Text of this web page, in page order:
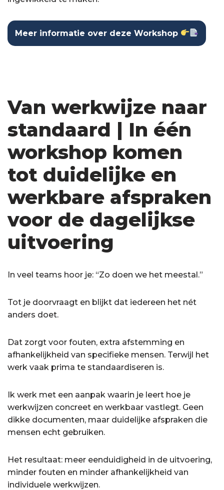
Meer informatie over deze Workshop
Van werkwijze naar
standaard | In één
workshop komen
tot duidelijke en
werkbare afspraken
voor de dagelijkse
uitvoering
In veel teams hoor je: “Zo doen we het meestal.”
Tot je doorvraagt en blijkt dat iedereen het nét
anders doet.
Dat zorgt voor fouten, extra afstemming en
afhankelijkheid van specifieke mensen. Terwijl het
werk vaak prima te standaardiseren is.
Ik werk met een aanpak waarin je leert hoe je
werkwijzen concreet en werkbaar vastlegt. Geen
dikke documenten, maar duidelijke afspraken die
mensen echt gebruiken.
Het resultaat: meer eenduidigheid in de uitvoering,
minder fouten en minder afhankelijkheid van
individuele werkwijzen.